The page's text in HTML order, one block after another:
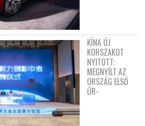
KÍNA ÚJ
KORSZAKOT
NYITOTT:
MEGNYÍLT AZ
ORSZÁG ELSŐ
ŰR-